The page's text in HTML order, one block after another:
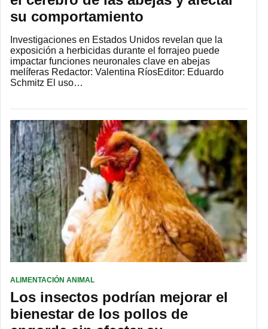
su comportamiento
Investigaciones en Estados Unidos revelan que la
exposición a herbicidas durante el forrajeo puede
impactar funciones neuronales clave en abejas
melíferas Redactor: Valentina RíosEditor: Eduardo
Schmitz El uso…
ALIMENTACIÓN ANIMAL
Los insectos podrían mejorar el
bienestar de los pollos de